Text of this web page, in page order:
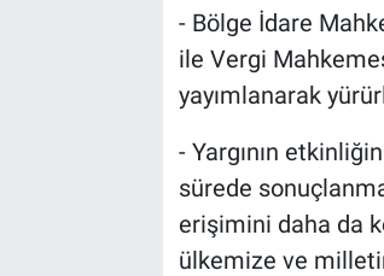
- Bölge İdare
ile Vergi
yayımlanarak
- Yargının
sürede
erişimini daha da
ülkemize ve